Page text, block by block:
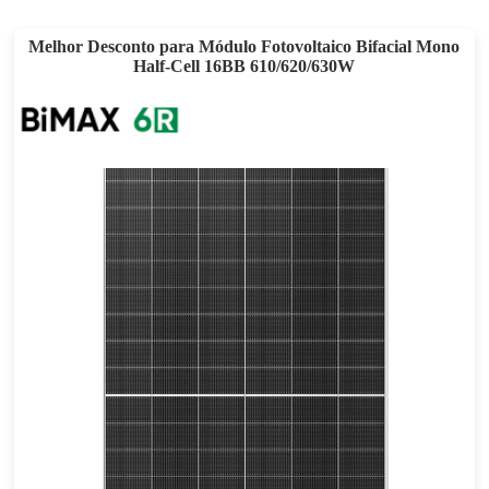
Melhor Desconto para Módulo Fotovoltaico Bifacial Mono
Half-Cell 16BB 610/620/630W